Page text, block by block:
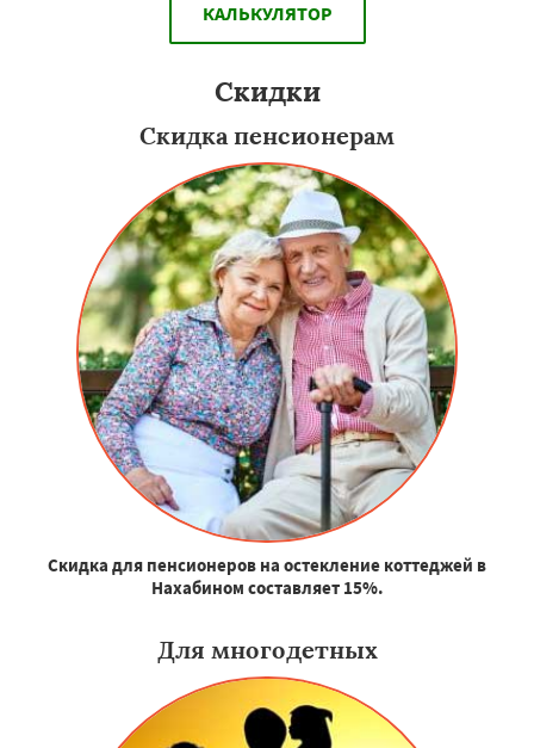
КАЛЬКУЛЯТОР
Скидки
Скидка пенсионерам
Скидка для пенсионеров на остекление коттеджей в
Нахабином составляет 15%.
Для многодетных